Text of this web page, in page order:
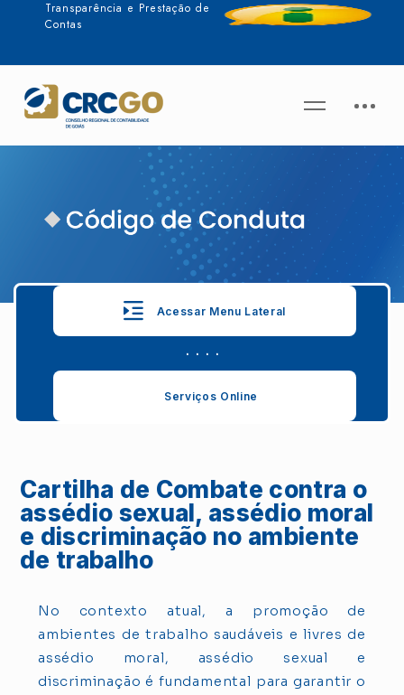
Transparência e Prestação de
Contas
Acessar Menu Lateral
. . . .
Serviços Online
Cartilha de Combate contra o
assédio sexual, assédio moral
e discriminação no ambiente
de trabalho
No contexto atual, a promoção de
ambientes de trabalho saudáveis e livres de
assédio moral, assédio sexual e
discriminação é fundamental para garantir o